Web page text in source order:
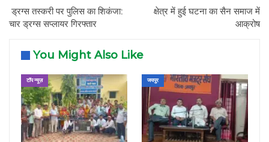
ड्रग्स तस्करी पर पुलिस का शिकंजा:
चार ड्रग्स सप्लायर गिरफ्तार
क्षेत्र में हुई घटना का सैन समाज में
आक्रोष
You Might Also Like
टॉप न्यूज़ जयपुर